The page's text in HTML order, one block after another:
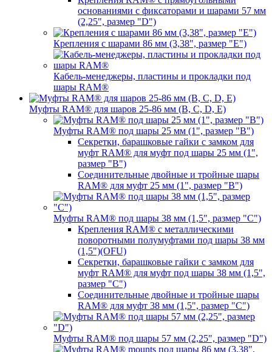
основаниями с фиксаторами и шарами 57 мм
(2,25", размер "D")
Крепления с шарами 86 мм (3,38", размер "E")
Кабель-менеджеры, пластины и прокладки под
шары RAM®
Муфты RAM® для шаров 25-86 мм (B, C, D, E)
Муфты RAM® под шары 25 мм (1", размер "B")
Секретки, барашковые гайки с замком для
муфт RAM® для муфт под шары 25 мм (1",
размер "B")
Соединительные двойные и тройные шары
RAM® для муфт 25 мм (1", размер "B")
Муфты RAM® под шары 38 мм (1,5", размер "C")
Крепления RAM® с металлическими
поворотными полумуфтами под шары 38 мм
(1,5")(OFU)
Секретки, барашковые гайки с замком для
муфт RAM® для муфт под шары 38 мм (1,5",
размер "C")
Соединительные двойные и тройные шары
RAM® для муфт 38 мм (1,5", размер "C")
Муфты RAM® под шары 57 мм (2,25", размер "D")